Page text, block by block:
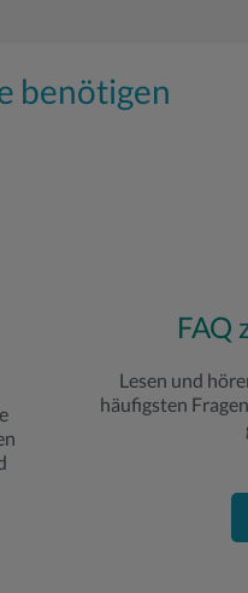
benötigen
FAQ
Lesen und
häufigsten